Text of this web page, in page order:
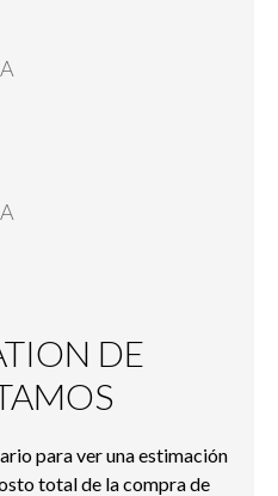
DE
para ver una estimación
total de la compra de